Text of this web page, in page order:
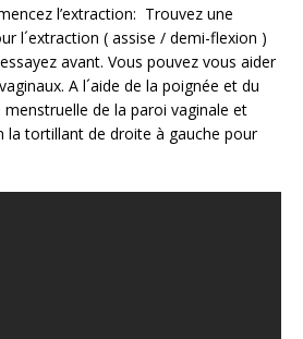
l’extraction: Trouvez une
l´extraction ( assise / demi-flexion )
avant. Vous pouvez vous aider
A l´aide de la poignée et du
de la paroi vaginale et
la tortillant de droite à gauche pour